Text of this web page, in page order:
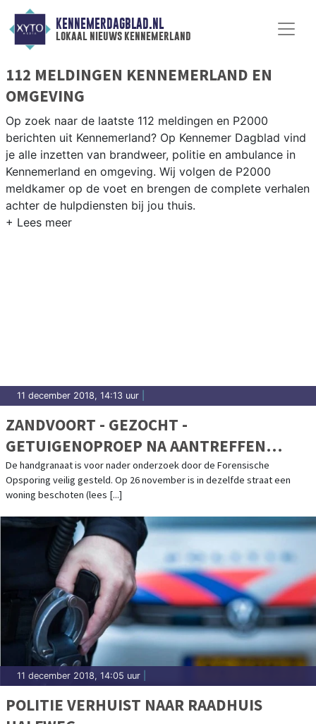
KENNEMERDAGBLAD.NL
lokaal nieuws kennemerland
112 MELDINGEN KENNEMERLAND EN
OMGEVING
Op zoek naar de laatste 112 meldingen en P2000
berichten uit Kennemerland? Op Kennemer Dagblad vind
je alle inzetten van brandweer, politie en ambulance in
Kennemerland en omgeving. Wij volgen de P2000
meldkamer op de voet en brengen de complete verhalen
achter de hulpdiensten bij jou thuis.
11 december 2018, 14:13 uur
ZANDVOORT - GEZOCHT -
GETUIGENOPROEP NA AANTREFFEN
HANDGRANAAT
De handgranaat is voor nader onderzoek door de Forensische
Opsporing veilig gesteld. Op 26 november is in dezelfde straat een
woning beschoten (lees [...]
11 december 2018, 14:05 uur
POLITIE VERHUIST NAAR RAADHUIS